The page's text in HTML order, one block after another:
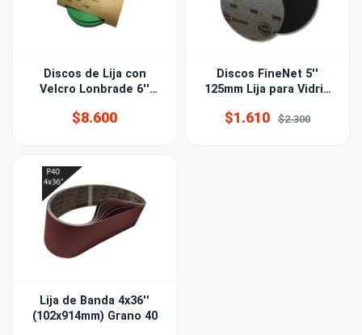
Discos de Lija con
Velcro Lonbrade 6''
$8.600
Discos FineNet 5''
125mm Lija para Vidrio
$1.610 $2.300
Lija de Banda 4x36''
(102x914mm) Grano 40